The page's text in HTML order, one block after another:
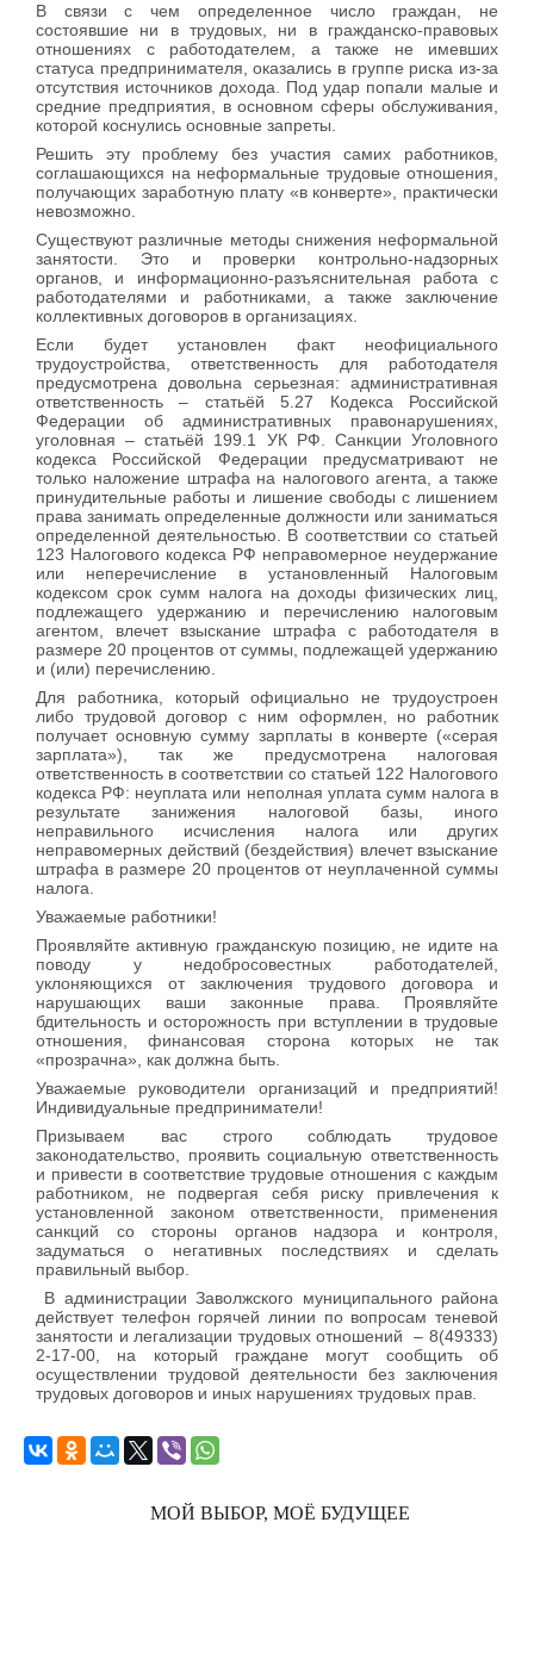
В связи с чем определенное число граждан, не
состоявшие ни в трудовых, ни в гражданско-правовых
отношениях с работодателем, а также не имевших
статуса предпринимателя, оказались в группе риска из-за
отсутствия источников дохода. Под удар попали малые и
средние предприятия, в основном сферы обслуживания,
которой коснулись основные запреты.
Решить эту проблему без участия самих работников,
соглашающихся на неформальные трудовые отношения,
получающих заработную плату «в конверте», практически
невозможно.
Существуют различные методы снижения неформальной
занятости. Это и проверки контрольно-надзорных
органов, и информационно-разъяснительная работа с
работодателями и работниками, а также заключение
коллективных договоров в организациях.
Если будет установлен факт неофициального
трудоустройства, ответственность для работодателя
предусмотрена довольна серьезная: административная
ответственность – статьёй 5.27 Кодекса Российской
Федерации об административных правонарушениях,
уголовная – статьёй 199.1 УК РФ. Санкции Уголовного
кодекса Российской Федерации предусматривают не
только наложение штрафа на налогового агента, а также
принудительные работы и лишение свободы с лишением
права занимать определенные должности или заниматься
определенной деятельностью. В соответствии со статьей
123 Налогового кодекса РФ неправомерное неудержание
или неперечисление в установленный Налоговым
кодексом срок сумм налога на доходы физических лиц,
подлежащего удержанию и перечислению налоговым
агентом, влечет взыскание штрафа с работодателя в
размере 20 процентов от суммы, подлежащей удержанию
и (или) перечислению.
Для работника, который официально не трудоустроен
либо трудовой договор с ним оформлен, но работник
получает основную сумму зарплаты в конверте («серая
зарплата»), так же предусмотрена налоговая
ответственность в соответствии со статьей 122 Налогового
кодекса РФ: неуплата или неполная уплата сумм налога в
результате занижения налоговой базы, иного
неправильного исчисления налога или других
неправомерных действий (бездействия) влечет взыскание
штрафа в размере 20 процентов от неуплаченной суммы
налога.
Уважаемые работники!
Проявляйте активную гражданскую позицию, не идите на
поводу у недобросовестных работодателей,
уклоняющихся от заключения трудового договора и
нарушающих ваши законные права. Проявляйте
бдительность и осторожность при вступлении в трудовые
отношения, финансовая сторона которых не так
«прозрачна», как должна быть.
Уважаемые руководители организаций и предприятий!
Индивидуальные предприниматели!
Призываем вас строго соблюдать трудовое
законодательство, проявить социальную ответственность
и привести в соответствие трудовые отношения с каждым
работником, не подвергая себя риску привлечения к
установленной законом ответственности, применения
санкций со стороны органов надзора и контроля,
задуматься о негативных последствиях и сделать
правильный выбор.
В администрации Заволжского муниципального района
действует телефон горячей линии по вопросам теневой
занятости и легализации трудовых отношений
– 8(49333)
2-17-00, на который граждане могут сообщить об
осуществлении трудовой деятельности без заключения
трудовых договоров и иных нарушениях трудовых прав.
МОЙ ВЫБОР, МОЁ БУДУЩЕЕ